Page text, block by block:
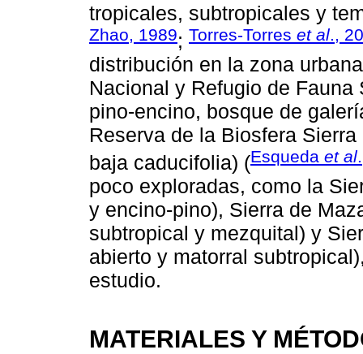
tropicales, subtropicales y
Zhao, 1989; Torres-Torres et al.,
distribución en la zona
Nacional y Refugio de
pino-encino, bosque de
Reserva de la Biosfera
baja caducifolia) (Esqueda et al
poco exploradas, como la
y encino-pino), Sierra de
subtropical y mezquital) y
abierto y matorral
estudio.
MATERIALES Y